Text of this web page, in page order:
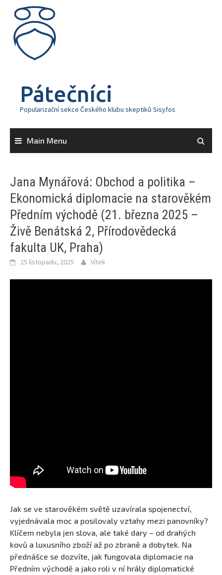
content
Pátečníci
Popularizační sekce Českého klubu skeptiků Sisyfos
Main Menu
Jana Mynářová: Obchod a politika –
Ekonomická diplomacie na starověkém
Předním východě (21. března 2025 –
Živě Benátská 2, Přírodovědecká
fakulta UK, Praha)
25 listopadu, 2025 Vítek
Jak se ve starověkém světě uzavírala spojenectví,
vyjednávala moc a posilovaly vztahy mezi panovníky?
Klíčem nebyla jen slova, ale také dary – od drahých
kovů a luxusního zboží až po zbraně a dobytek. Na
přednášce se dozvíte, jak fungovala diplomacie na
Předním východě a jako roli v ní hrály diplomatické